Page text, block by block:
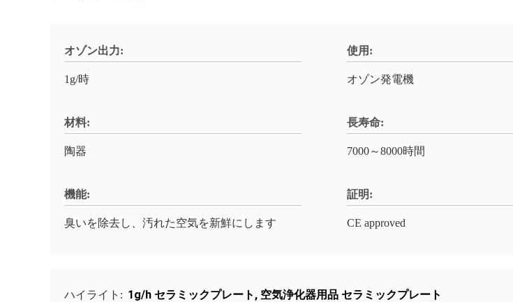
オゾン出力:
1g/時
使用:
オゾン発電機
材料:
陶器
長寿命:
7000～8000時間
機能:
臭いを除去し、汚れた空気を新鮮にします
証明:
CE approved
ハイライト: 1g/h セラミックプレート , 空気浄化器用品 セラミックプレート